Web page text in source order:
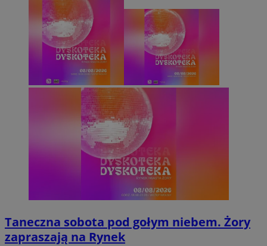
Taneczna sobota pod gołym niebem. Żory
zapraszają na Rynek